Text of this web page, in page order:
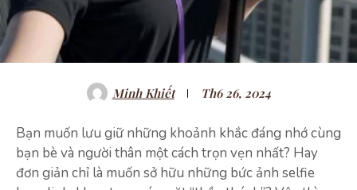
Minh Khiết Th6 26, 2024
Bạn muốn lưu giữ những khoảnh khắc đáng nhớ cùng
bạn bè và người thân một cách trọn vẹn nhất? Hay
đơn giản chỉ là muốn sở hữu những bức ảnh selfie